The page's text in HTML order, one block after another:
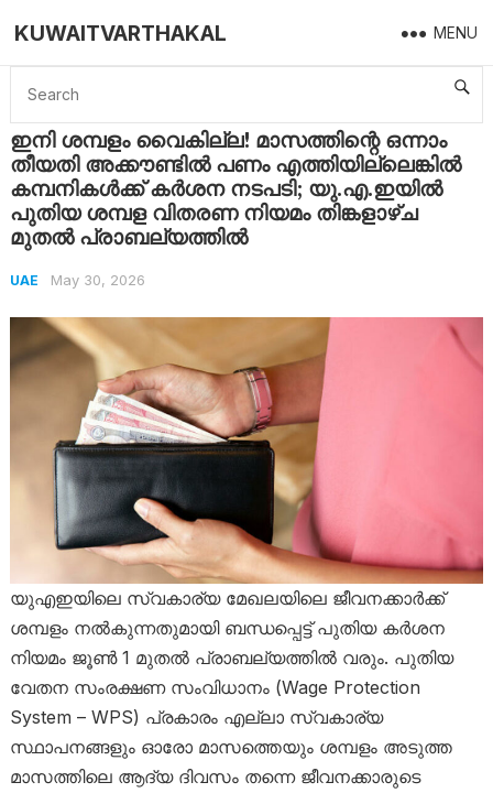
KUWAITVARTHAKAL MENU
Home UAE ഇനി ശമ്പളം വൈകില്ല! മാസത്തിന്റെ ഒന്നാം തീയതി അക്കൗണ്ടിൽ പണം എത്തിയില്ലെങ്കിൽ കമ്പനികൾക്ക് കർശന നടപടി; യു.എ.ഇയിൽ പുതിയ ശമ്പള വിതരണ നിയമം തിങ്കളാഴ്ച മുതൽ പ്രാബല്യത്തിൽ
ഇനി ശമ്പളം വൈകില്ല! മാസത്തിന്റെ ഒന്നാം
തീയതി അക്കൗണ്ടിൽ പണം എത്തിയില്ലെങ്കിൽ
കമ്പനികൾക്ക് കർശന നടപടി; യു.എ.ഇയിൽ
പുതിയ ശമ്പള വിതരണ നിയമം തിങ്കളാഴ്ച
മുതൽ പ്രാബല്യത്തിൽ
UAE May 30, 2026
യുഎഇയിലെ സ്വകാര്യ മേഖലയിലെ ജീവനക്കാർക്ക്
ശമ്പളം നൽകുന്നതുമായി ബന്ധപ്പെട്ട് പുതിയ കർശന
നിയമം ജൂൺ 1 മുതൽ പ്രാബല്യത്തിൽ വരും. പുതിയ
വേതന സംരക്ഷണ സംവിധാനം (Wage Protection
System – WPS) പ്രകാരം എല്ലാ സ്വകാര്യ
സ്ഥാപനങ്ങളും ഓരോ മാസത്തെയും ശമ്പളം അടുത്ത
മാസത്തിലെ ആദ്യ ദിവസം തന്നെ ജീവനക്കാരുടെ